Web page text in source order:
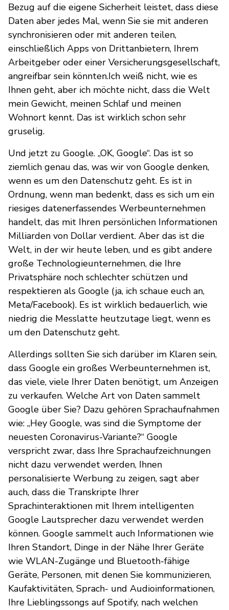
Bezug auf die eigene Sicherheit leistet, dass diese
Daten aber jedes Mal, wenn Sie sie mit anderen
synchronisieren oder mit anderen teilen,
einschließlich Apps von Drittanbietern, Ihrem
Arbeitgeber oder einer Versicherungsgesellschaft,
angreifbar sein könnten.Ich weiß nicht, wie es
Ihnen geht, aber ich möchte nicht, dass die Welt
mein Gewicht, meinen Schlaf und meinen
Wohnort kennt. Das ist wirklich schon sehr
gruselig.
Und jetzt zu Google. „OK, Google“. Das ist so
ziemlich genau das, was wir von Google denken,
wenn es um den Datenschutz geht. Es ist in
Ordnung, wenn man bedenkt, dass es sich um ein
riesiges datenerfassendes Werbeunternehmen
handelt, das mit Ihren persönlichen Informationen
Milliarden von Dollar verdient. Aber das ist die
Welt, in der wir heute leben, und es gibt andere
große Technologieunternehmen, die Ihre
Privatsphäre noch schlechter schützen und
respektieren als Google (ja, ich schaue euch an,
Meta/Facebook). Es ist wirklich bedauerlich, wie
niedrig die Messlatte heutzutage liegt, wenn es
um den Datenschutz geht.
Allerdings sollten Sie sich darüber im Klaren sein,
dass Google ein großes Werbeunternehmen ist,
das viele, viele Ihrer Daten benötigt, um Anzeigen
zu verkaufen. Welche Art von Daten sammelt
Google über Sie? Dazu gehören Sprachaufnahmen
wie: „Hey Google, was sind die Symptome der
neuesten Coronavirus-Variante?“ Google
verspricht zwar, dass Ihre Sprachaufzeichnungen
nicht dazu verwendet werden, Ihnen
personalisierte Werbung zu zeigen, sagt aber
auch, dass die Transkripte Ihrer
Sprachinteraktionen mit Ihrem intelligenten
Google Lautsprecher dazu verwendet werden
können. Google sammelt auch Informationen wie
Ihren Standort, Dinge in der Nähe Ihrer Geräte
wie WLAN-Zugänge und Bluetooth-fähige
Geräte, Personen, mit denen Sie kommunizieren,
Kaufaktivitäten, Sprach- und Audioinformationen,
Ihre Lieblingssongs auf Spotify, nach welchen